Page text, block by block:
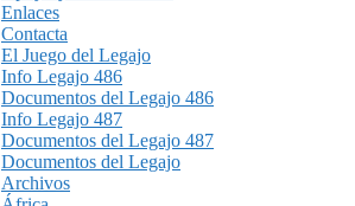
Enlaces
Contacta
El Juego del Legajo
Info Legajo 486
Documentos del Legajo 486
Info Legajo 487
Documentos del Legajo 487
Documentos del Legajo
Archivos